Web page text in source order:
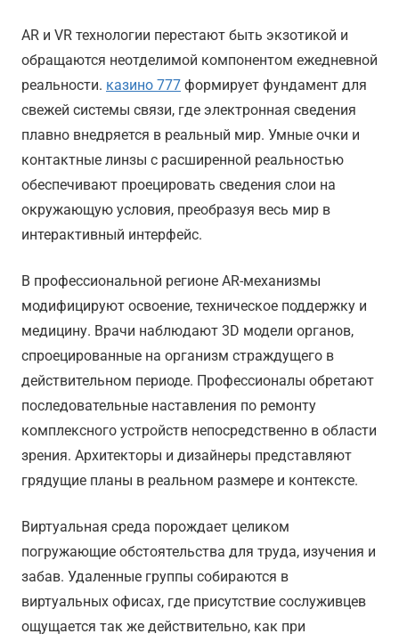
AR и VR технологии перестают быть экзотикой и
обращаются неотделимой компонентом ежедневной
реальности. казино 777 формирует фундамент для
свежей системы связи, где электронная сведения
плавно внедряется в реальный мир. Умные очки и
контактные линзы с расширенной реальностью
обеспечивают проецировать сведения слои на
окружающую условия, преобразуя весь мир в
интерактивный интерфейс.
В профессиональной регионе AR-механизмы
модифицируют освоение, техническое поддержку и
медицину. Врачи наблюдают 3D модели органов,
спроецированные на организм страждущего в
действительном периоде. Профессионалы обретают
последовательные наставления по ремонту
комплексного устройств непосредственно в области
зрения. Архитекторы и дизайнеры представляют
грядущие планы в реальном размере и контексте.
Виртуальная среда порождает целиком
погружающие обстоятельства для труда, изучения и
забав. Удаленные группы собираются в
виртуальных офисах, где присутствие сослуживцев
ощущается так же действительно, как при